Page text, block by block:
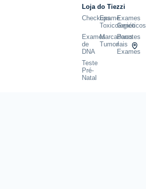
Loja do Tiezzi
CheckupsExame
Toxicologico
Exames
Genéticos
Exames
de
DNA
Marcadores
Tumoriais
Pacotes
/
Exames
Teste
Pré-
Natal